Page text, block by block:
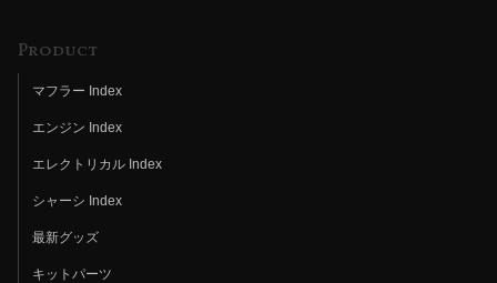
Product
マフラー Index
エンジン Index
エレクトリカル Index
シャーシ Index
最新グッズ
キットパーツ